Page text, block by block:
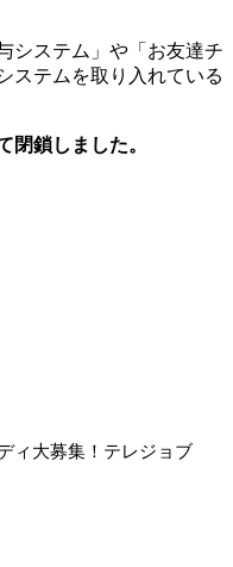
システム」や「お友達チ
ステムを取り入れている
閉鎖しました。
ィ大募集！テレジョブ